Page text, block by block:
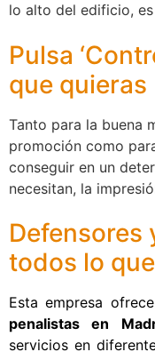
lo alto del edificio,
Pulsa
que quieras
Tanto para la buena
promoción como
conseguir en un
necesitan, la
Defensores
todos lo
Esta empresa
penalistas en
servicios en